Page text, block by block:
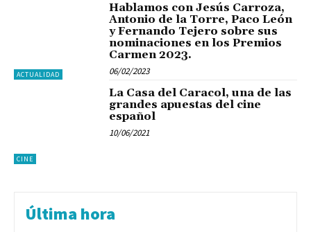
ACTUALIDAD
Hablamos con Jesús Carroza,
Antonio de la Torre, Paco León
y Fernando Tejero sobre sus
nominaciones en los Premios
Carmen 2023.
06/02/2023
CINE
La Casa del Caracol, una de las
grandes apuestas del cine
español
10/06/2021
Última hora